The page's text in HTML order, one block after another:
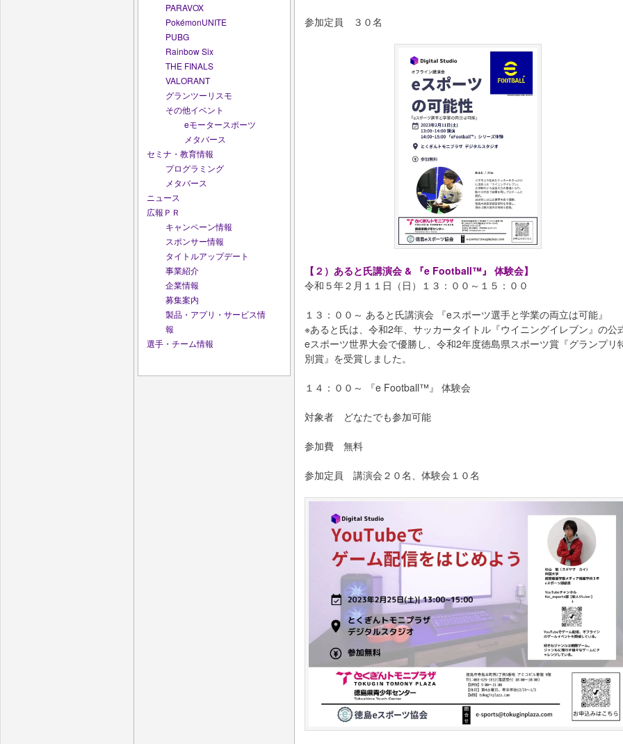
PARAVOX
PokémonUNITE
PUBG
Rainbow Six
THE FINALS
VALORANT
グランツーリスモ
その他イベント
eモータースポーツ
メタバース
セミナ・教育情報
プログラミング
メタバース
ニュース
広報ＰＲ
キャンペーン情報
スポンサー情報
タイトルアップデート
事業紹介
企業情報
募集案内
製品・アプリ・サービス情
報
選手・チーム情報
参加定員 ３０名
【２）あると氏講演会 & 『e Football™』 体験会】
令和５年２月１１日（日）１３：００～１５：００
１３：００～ あると氏講演会 『eスポーツ選手と学業の両立は可能』
※あると氏は、令和2年、サッカータイトル『ウイニングイレブン』の公
eスポーツ世界大会で優勝し、令和2年度徳島県スポーツ賞『グランプリ
別賞』を受賞しました。
１４：００～ 『e Football™』 体験会
対象者 どなたでも参加可能
参加費 無料
参加定員 講演会２０名、体験会１０名